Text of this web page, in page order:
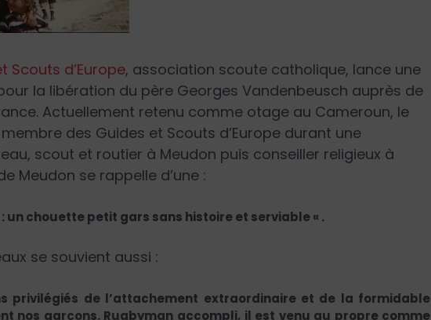
Scouts d’Europe, association scoute catholique, lance une
la libération du père Georges Vandenbeusch auprès de
Actuellement retenu comme otage au Cameroun, le
des Guides et Scouts d’Europe durant une
scout et routier à Meudon puis conseiller religieux à
Meudon se rappelle d’une :
chouette petit gars sans histoire et serviable « .
se souvient aussi :
privilégiés de l’attachement extraordinaire et de la formidable
nos garçons. Rugbyman accompli, il est venu au propre comme